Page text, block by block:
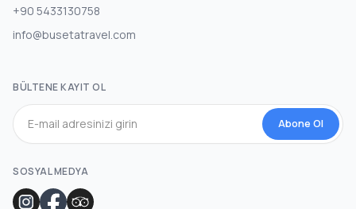
+90 5433130758
info@busetatravel.com
BÜLTENE KAYIT OL
Abone Ol
SOSYAL MEDYA